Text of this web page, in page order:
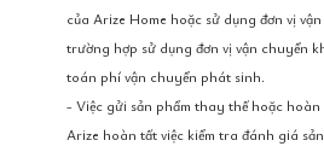
của Arize Home hoặc sử dụng đơn vị
trường hợp sử dụng đơn vị vận chuyển
toán phí vận chuyển phát sinh.
- Việc gửi sản phẩm thay thế hoặc
Arize hoàn tất việc kiểm tra đánh giá